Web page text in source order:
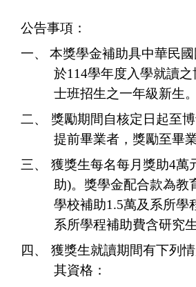
公告事項：
一、
本獎學金補助具中華民國
於114學年度入學就讀
士班招生之一年級新生。
二、
獎勵期間自核定日起至
提前畢業者，獎勵至畢
三、
獲獎生每名每月獎助4萬
助)。獎學金配合款為教
學校補助1.5萬及系所學
系所學程補助費含研究
四、
獲獎生就讀期間有下列
其資格：